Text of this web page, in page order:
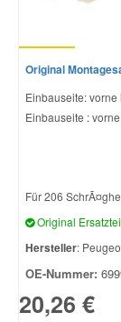
Original
Einbauseite: vorne
Einbauseite :
Für 206
Original
Hersteller:
OE-Nummer:
20,26 €
Skoda
Toyota
Vauxhall